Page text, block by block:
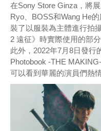
在Sony Store Ginza，將
Ryo、BOSS和Wang He
裝了以服裝為主體進行拍
2 遠征》時實際使用的部
此外，2022年7月8日發行
Photobook -THE
可以看到華麗的演員們熱